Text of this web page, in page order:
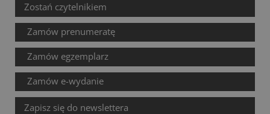
Zostań czytelnikiem
Zamów prenumeratę
Zamów egzemplarz
Zamów e-wydanie
Zapisz się do newslettera